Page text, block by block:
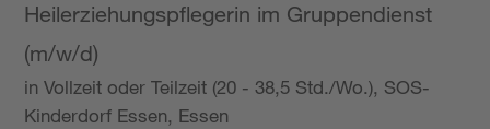
Heilerziehungspflegerin im Gruppendienst
(m/w/d)
in Vollzeit oder Teilzeit (20 - 38,5 Std./Wo.), SOS-
Kinderdorf Essen, Essen